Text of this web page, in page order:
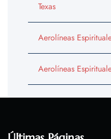
Texas
Aerolíneas
Aerolíneas